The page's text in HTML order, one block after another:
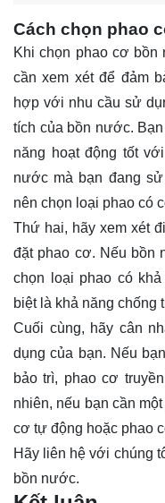
Cách chọn phao
Khi chọn phao cơ bồn
cần xem xét để đảm
hợp với nhu cầu sử
tích của bồn nước.
năng hoạt động tốt
nước mà bạn đang
nên chọn loại phao có
Thứ hai, hãy xem xét
đặt phao cơ. Nếu bồn
chọn loại phao có
biệt là khả năng chống
Cuối cùng, hãy cân
dụng của bạn. Nếu
bảo trì, phao cơ
nhiên, nếu bạn cần
cơ tự động hoặc phao
Hãy liên hệ với chúng
bồn nước.